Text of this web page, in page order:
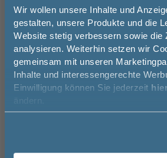
Wir wollen unsere Inhalte und
gestalten, unsere Produkte und die
Website stetig verbessern sowie die
analysieren. Weiterhin setzen wir
gemeinsam mit unseren
Inhalte und interessengerechte
Einwilligung können Sie jederzeit
ändern.
Das könnte
Jetzt 50 €
Melde Sie sich hier
Newsletter an und
50€* auf Ihre